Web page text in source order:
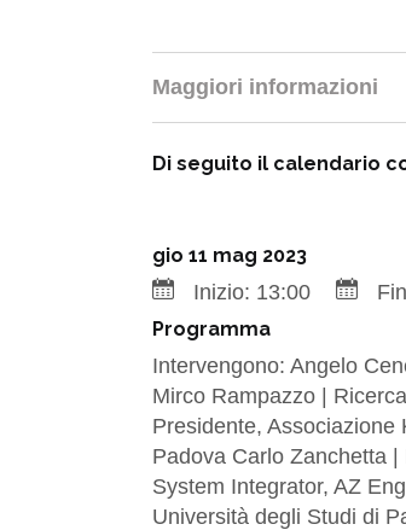
Maggiori informazioni
Di seguito il calendario
gio 11 mag 2023
Inizio: 13:00
Programma
Intervengono: Angelo
Mirco Rampazzo |
Presidente,
Padova Carlo Zanchetta |
System Integrator, AZ
Università degli Studi di